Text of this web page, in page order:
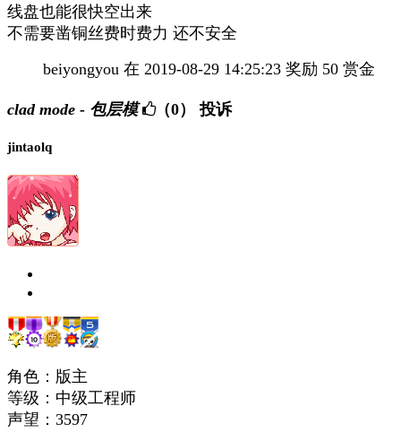
线盘也能很快空出来
不需要凿铜丝费时费力 还不安全
beiyongyou 在 2019-08-29 14:25:23 奖励 50 赏金
clad mode - 包层模 （0） 投诉
jintaolq
角色：版主
等级：中级工程师
声望： 3597